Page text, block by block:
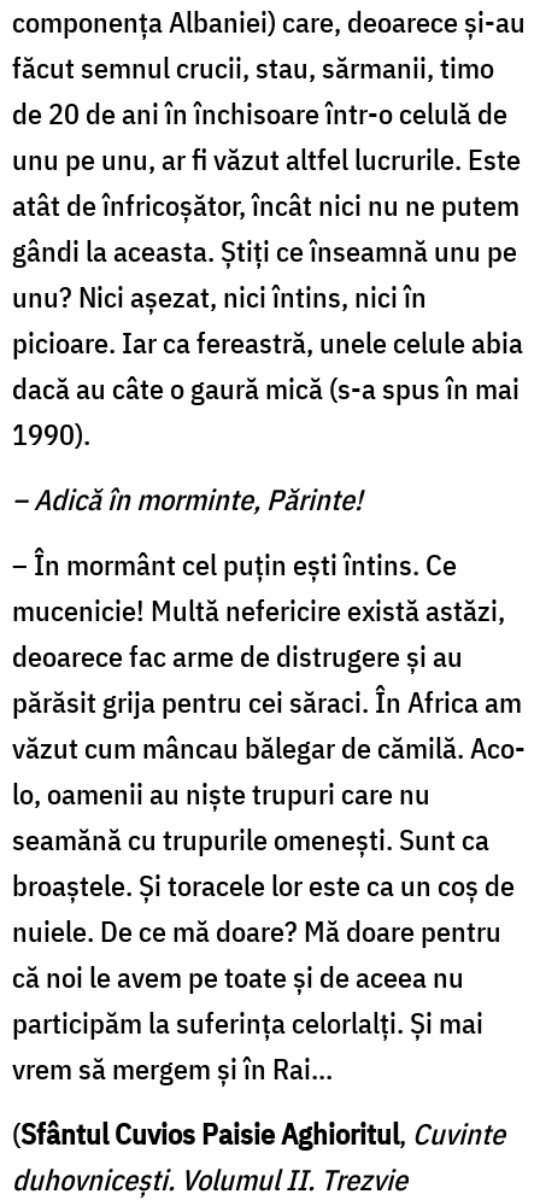
componența Al­baniei) care, deoarece și-au
făcut semnul crucii, stau, săr­manii, timo
de 20 de ani în închisoare într-o celulă de
unu pe unu, ar fi văzut altfel lucrurile. Este
atât de înfricoșător, încât nici nu ne putem
gândi la aceasta. Știți ce înseamnă unu pe
unu? Nici așezat, nici întins, nici în
picioare. Iar ca fereastră, unele celule abia
dacă au câte o gaură mică (s-a spus în mai
1990).
– Adică în morminte, Părinte!
– În mormânt cel puțin ești întins. Ce
muceni­cie! Multă nefericire există astăzi,
deoarece fac arme de distrugere și au
părăsit grija pentru cei săraci. În Africa am
văzut cum mâncau bălegar de cămilă. Aco­
lo, oamenii au niște trupuri care nu
seamănă cu tru­purile omenești. Sunt ca
broaștele. Și toracele lor este ca un coș de
nuiele. De ce mă doare? Mă doare pentru
că noi le avem pe toate și de aceea nu
partici­păm la suferința celorlalți. Și mai
vrem să mergem și în Rai...
(Sfântul Cuvios Paisie Aghioritul, Cuvinte
duhovnicești. Volumul II. Trezvie